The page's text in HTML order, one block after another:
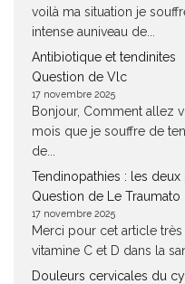
voilà ma situation je
intense auniveau de...
Antibiotique et tendinites
Question de Vlc
17 novembre 2025
Bonjour, Comment allez
mois que je souffre de
de...
Tendinopathies : les
Question de Le Traumato
17 novembre 2025
Merci pour cet article
vitamine C et D dans la
Douleurs cervicales du